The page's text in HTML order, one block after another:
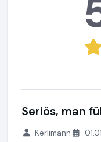
Seriös, man
Kerlimann